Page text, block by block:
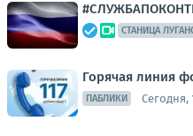
СТАНИЦА
Горячая линия
ПАБЛИКИ Сегодня,